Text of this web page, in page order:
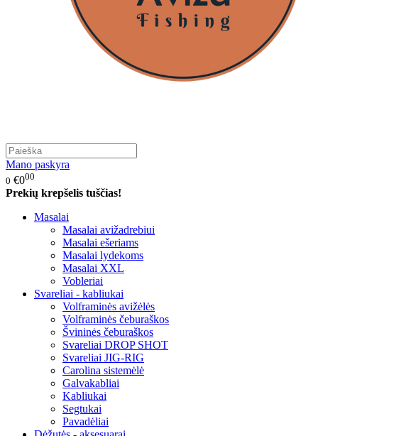
Mano paskyra
0 €000
Prekių krepšelis tuščias!
Masalai
Masalai avižadrebiui
Masalai ešeriams
Masalai lydekoms
Masalai XXL
Vobleriai
Svareliai - kabliukai
Volframinės avižėlės
Volframinės čeburaškos
Švininės čeburaškos
Svareliai DROP SHOT
Svareliai JIG-RIG
Carolina sistemėlė
Galvakabliai
Kabliukai
Segtukai
Pavadėliai